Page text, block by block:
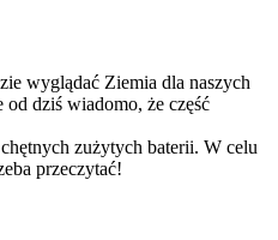
wyglądać Ziemia dla naszych
dziś wiadomo, że część
zużytych baterii. W celu
przeczytać!